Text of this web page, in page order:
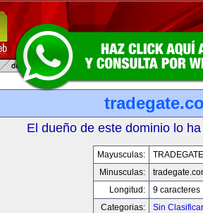
El dueño de este dominio lo
Mayusculas:
Minusculas:
Longitud:
9 caracteres
Categorias:
Sin Clasificar